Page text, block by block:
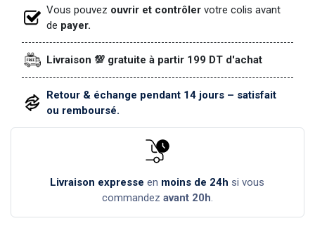
Vous pouvez ouvrir et contrôler votre colis avant
de payer.
Livraison 💯 gratuite à partir 199 DT d'achat
Retour & échange pendant 14 jours – satisfait
ou remboursé.
Livraison expresse en moins de 24h si vous
commandez avant 20h.